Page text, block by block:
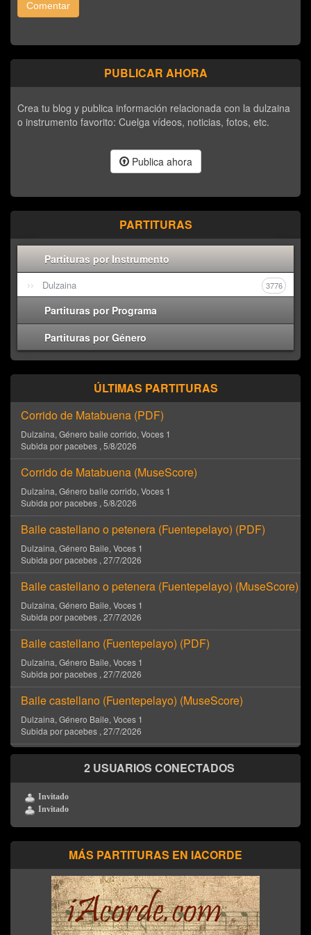
Comentar
PUBLICAR AHORA
Crea tu blog y publica información relacionada con la dulzaina
o instrumento favorito: Cuelga vídeos, noticias, fotos, etc.
Publica ahora
PARTITURAS
Partituras por Instrumento
Dulzaina 3776
Partituras por Programa
Partituras por Género
ÚLTIMAS PARTITURAS
Corrido de Matabuena (PDF)
Dulzaina, Género baile corrido, Voces 1
Subida porpacebes , 5/8/2026
Corrido de Matabuena (MuseScore)
Dulzaina, Género baile corrido, Voces 1
Subida porpacebes , 5/8/2026
Baile castellano o petenera (Fuentepelayo) (PDF)
Dulzaina, Género Baile, Voces 1
Subida porpacebes , 27/7/2026
Baile castellano o petenera (Fuentepelayo) (MuseScore)
Dulzaina, Género Baile, Voces 1
Subida porpacebes , 27/7/2026
Baile castellano (Fuentepelayo) (PDF)
Dulzaina, Género Baile, Voces 1
Subida porpacebes , 27/7/2026
Baile castellano (Fuentepelayo) (MuseScore)
Dulzaina, Género Baile, Voces 1
Subida porpacebes , 27/7/2026
2 USUARIOS CONECTADOS
Invitado
Invitado
MÁS PARTITURAS EN IACORDE